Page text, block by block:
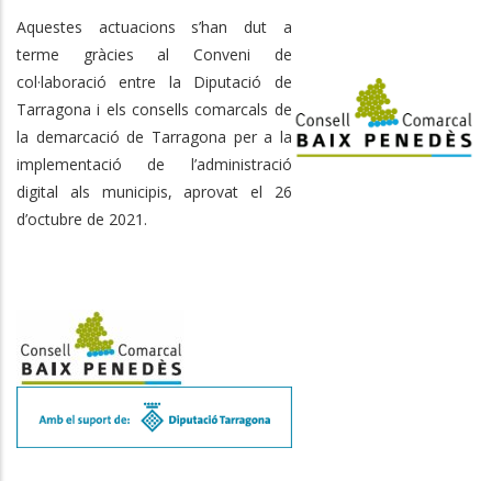
Aquestes actuacions s’han dut a
terme gràcies al Conveni de
col·laboració entre la Diputació de
Tarragona i els consells comarcals de
la demarcació de Tarragona per a la
implementació de l’administració
digital als municipis, aprovat el 26
d’octubre de 2021.